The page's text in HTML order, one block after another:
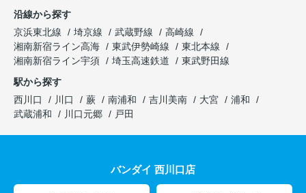
沿線から探す
京浜東北線
埼京線 武蔵野線
高崎線
湘南新宿ライン高海
東武伊勢崎線
東北本線
湘南新宿ライン宇須
埼玉高速鉄道
東武野田線
駅から探す
西川口
川口 蕨 南浦和 吉川美南 大宮
浦和
武蔵浦和
川口元郷 戸田
バンダイ 西川口店